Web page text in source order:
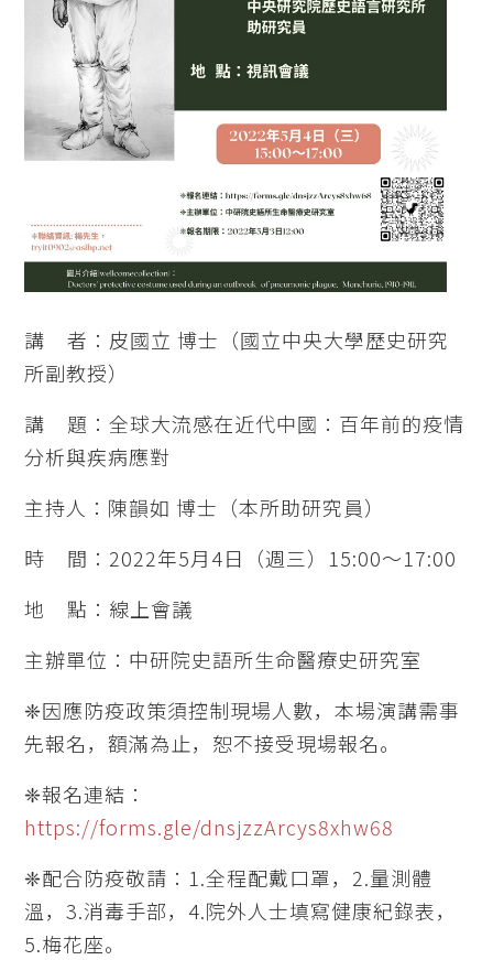
講 者：皮國立 博士（國立中央大學歷史研究
所副教授）
講 題：全球大流感在近代中國：百年前的疫情
分析與疾病應對
主持人：陳韻如 博士（本所助研究員）
時 間：2022年5月4日（週三）15:00～17:00
地 點：線上會議
主辦單位：中研院史語所生命醫療史研究室
❈因應防疫政策須控制現場人數，本場演講需事
先報名，額滿為止，恕不接受現場報名。
❈報名連結：
https://forms.gle/dnsjzzArcys8xhw68
❈配合防疫敬請：1.全程配戴口罩，2.量測體
溫，3.消毒手部，4.院外人士填寫健康紀錄表，
5.梅花座。